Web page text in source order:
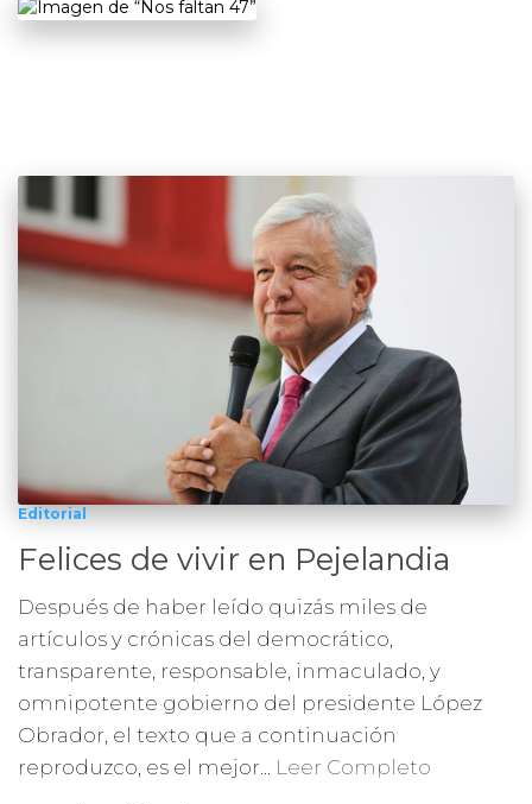
Editorial
Felices de vivir en Pejelandia
Después de haber leído quizás miles de
artículos y crónicas del democrático,
transparente, responsable, inmaculado, y
omnipotente gobierno del presidente López
Obrador, el texto que a continuación
reproduzco, es el mejor... Leer Completo